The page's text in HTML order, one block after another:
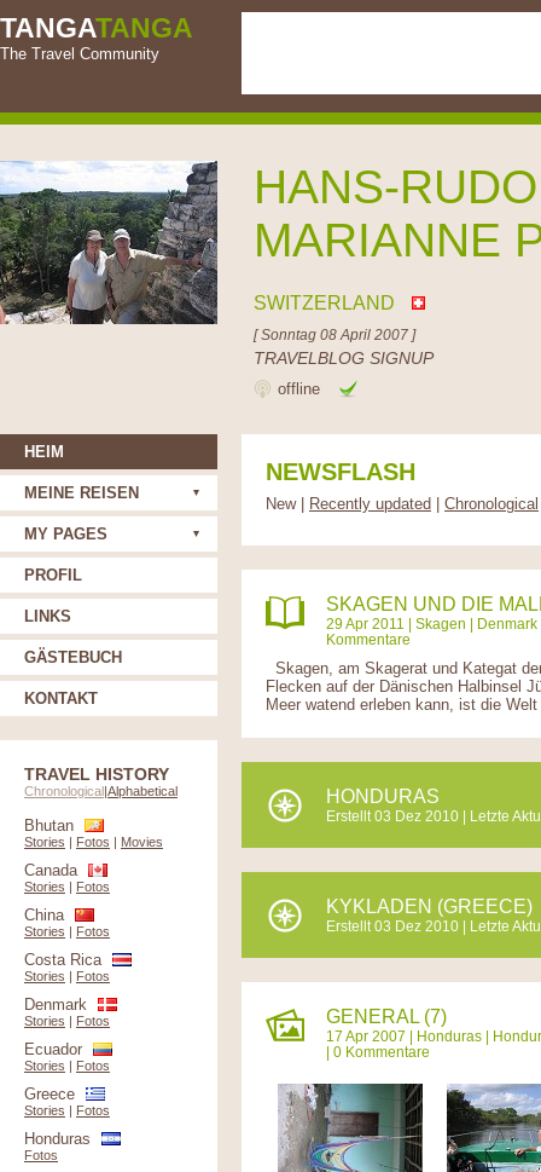
TANGATANGA
The Travel Community
HANS-
MARIANNE
SWITZERLAND
[ Sonntag 08 April 2007 ]
TRAVELBLOG SIGNUP
offline
NEWSFLASH
New | Recently updated Chronological
SKAGEN UND DIE
29 Apr 2011 | Skagen | Denmark
Kommentare
Skagen, am Skagerat und Kategat
Flecken auf der Dänischen Halbinsel
Meer watend erleben kann, ist die
HONDURAS
Erstellt 03 Dez 2010 | Letzte
KYKLADEN (GREECE)
Erstellt 03 Dez 2010 | Letzte
GENERAL (7)
17 Apr 2007 | Honduras |
| 0 Kommentare
HEIM
MEINE REISEN
MY PAGES
PROFIL
LINKS
GÄSTEBUCH
KONTAKT
TRAVEL HISTORY
Chronological|Alphabetical
Bhutan
Stories | Fotos | Movies
Canada
Stories | Fotos
China
Stories | Fotos
Costa Rica
Stories | Fotos
Denmark
Stories | Fotos
Ecuador
Stories | Fotos
Greece
Stories | Fotos
Honduras
Fotos